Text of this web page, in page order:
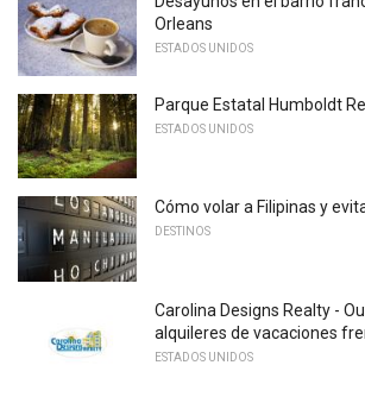
Orleans
ESTADOS UNIDOS
Parque Estatal Humboldt
ESTADOS UNIDOS
Cómo volar a Filipinas y
DESTINOS
Carolina Designs Realty -
alquileres de vacaciones
ESTADOS UNIDOS